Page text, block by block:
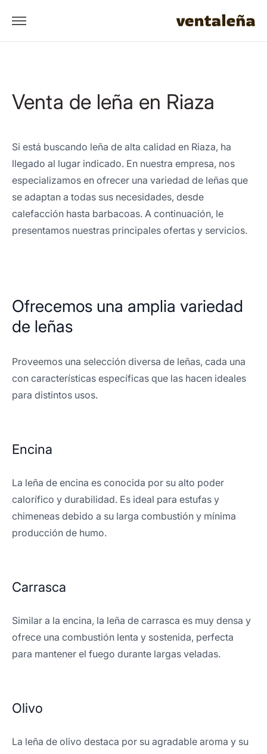
Venta de leña en Riaza
Si está buscando leña de alta calidad en Riaza, ha
llegado al lugar indicado. En nuestra empresa, nos
especializamos en ofrecer una variedad de leñas que
se adaptan a todas sus necesidades, desde
calefacción hasta barbacoas. A continuación, le
presentamos nuestras principales ofertas y servicios.
Ofrecemos una amplia variedad
de leñas
Proveemos una selección diversa de leñas, cada una
con características específicas que las hacen ideales
para distintos usos.
Encina
La leña de encina es conocida por su alto poder
calorífico y durabilidad. Es ideal para estufas y
chimeneas debido a su larga combustión y mínima
producción de humo.
Carrasca
Similar a la encina, la leña de carrasca es muy densa y
ofrece una combustión lenta y sostenida, perfecta
para mantener el fuego durante largas veladas.
Olivo
La leña de olivo destaca por su agradable aroma y su